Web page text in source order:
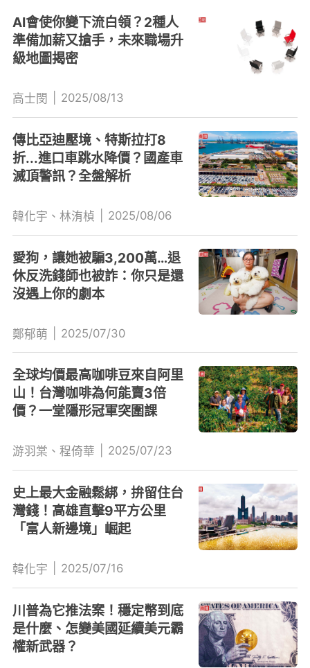
AI會使你變下流白領？2種人
準備加薪又搶手，未來職場升
級地圖揭密
高士閔 2025/08/13
傳比亞迪壓境、特斯拉打8
折...進口車跳水降價？國產車
滅頂警訊？全盤解析
韓化宇、林洧楨 2025/08/06
愛狗，讓她被騙3,200萬…退
休反洗錢師也被詐：你只是還
沒遇上你的劇本
鄭郁萌 2025/07/30
全球均價最高咖啡豆來自阿里
山！台灣咖啡為何能賣3倍
價？一堂隱形冠軍突圍課
游羽棠、程倚華 2025/07/23
史上最大金融鬆綁，拚留住台
灣錢！高雄直擊9平方公里
「富人新邊境」崛起
韓化宇 2025/07/16
川普為它推法案！穩定幣到底
是什麼、怎變美國延續美元霸
權新武器？